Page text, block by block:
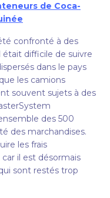
de Coca-
confronté à des
difficile de suivre
dans le pays
les camions
souvent sujets à des
des 500
des marchandises.
les frais
il est désormais
sont restés trop